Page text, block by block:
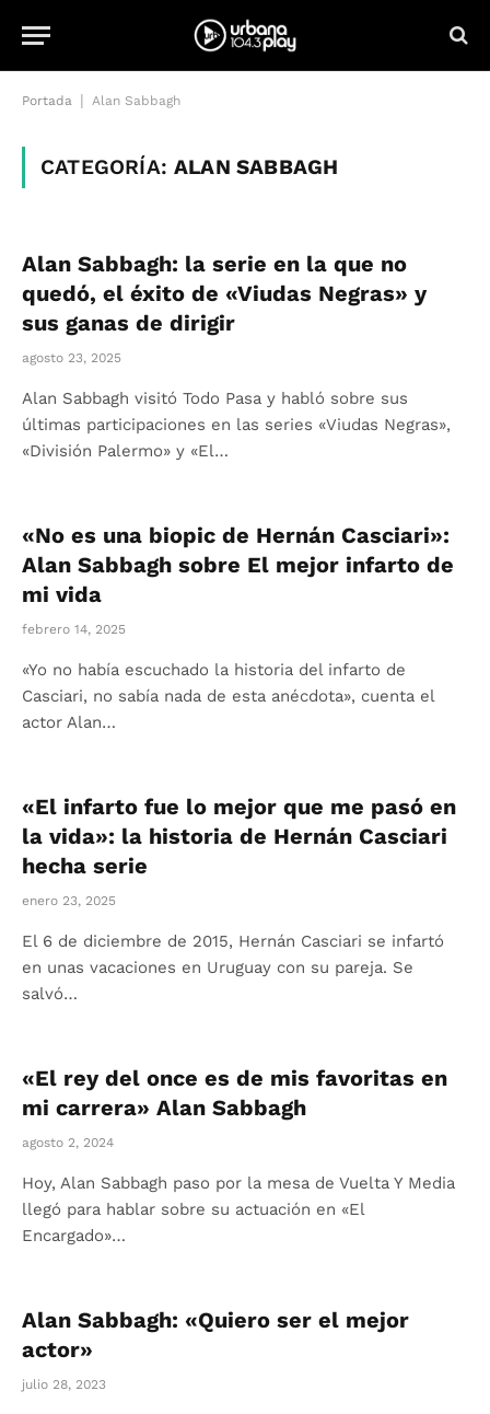
Portada Alan Sabbagh
CATEGORÍA:ALAN SABBAGH
Alan Sabbagh: la serie en la que no
quedó, el éxito de «Viudas Negras» y
sus ganas de dirigir
agosto 23, 2025
Alan Sabbagh visitó Todo Pasa y habló sobre sus
últimas participaciones en las series «Viudas Negras»,
«División Palermo» y «El…
«No es una biopic de Hernán Casciari»:
Alan Sabbagh sobre El mejor infarto de
mi vida
febrero 14, 2025
«Yo no había escuchado la historia del infarto de
Casciari, no sabía nada de esta anécdota», cuenta el
actor Alan…
«El infarto fue lo mejor que me pasó en
la vida»: la historia de Hernán Casciari
hecha serie
enero 23, 2025
El 6 de diciembre de 2015, Hernán Casciari se infartó
en unas vacaciones en Uruguay con su pareja. Se
salvó…
«El rey del once es de mis favoritas en
mi carrera» Alan Sabbagh
agosto 2, 2024
Hoy, Alan Sabbagh paso por la mesa de Vuelta Y Media
llegó para hablar sobre su actuación en «El
Encargado»…
Alan Sabbagh: «Quiero ser el mejor
actor»
julio 28, 2023